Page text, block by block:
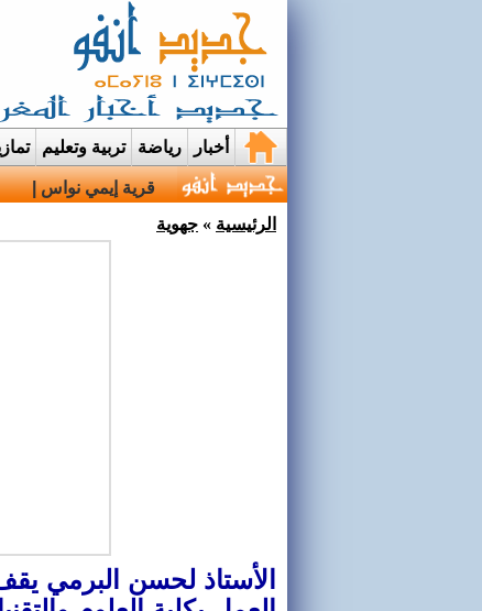
أخبار رياضة تربية وتعليم
قرية إيمي نواسيف
الرئيسية » جهوية